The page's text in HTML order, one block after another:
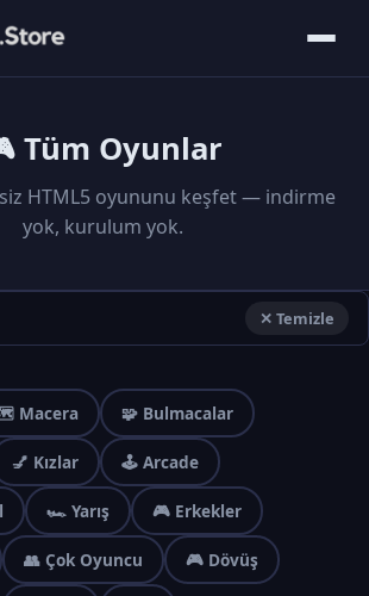
Tüm Oyunlar
HTML5 oyununu keşfet — indirme
yok, kurulum yok.
✕ Temizle
Macera 🧩 Bulmacalar
💅 Kızlar 🕹️ Arcade
🏎️ Yarış 🎮 Erkekler
👥 Çok Oyuncu 🎮 Dövüş